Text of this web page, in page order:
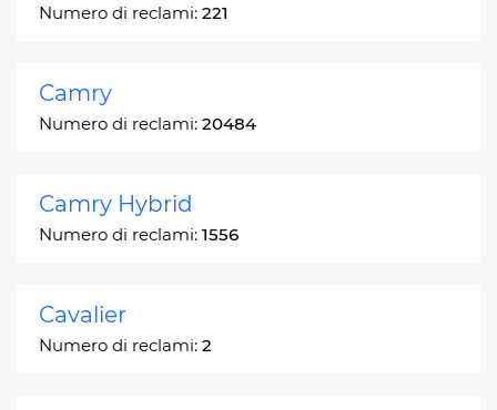
Numero di reclami: 221
Camry
Numero di reclami: 20484
Camry Hybrid
Numero di reclami: 1556
Cavalier
Numero di reclami: 2